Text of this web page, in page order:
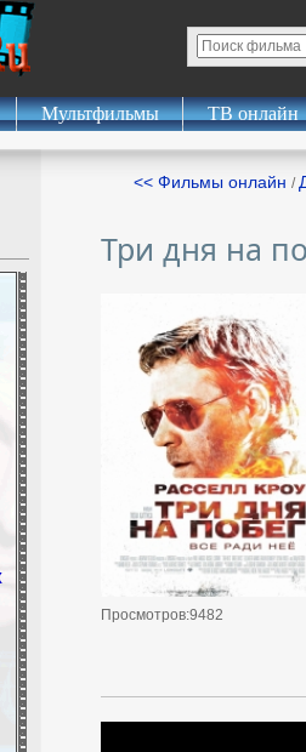
Мультфильмы ТВ онлайн
<< Фильмы онлайн /
Три дня на
Просмотров:9482